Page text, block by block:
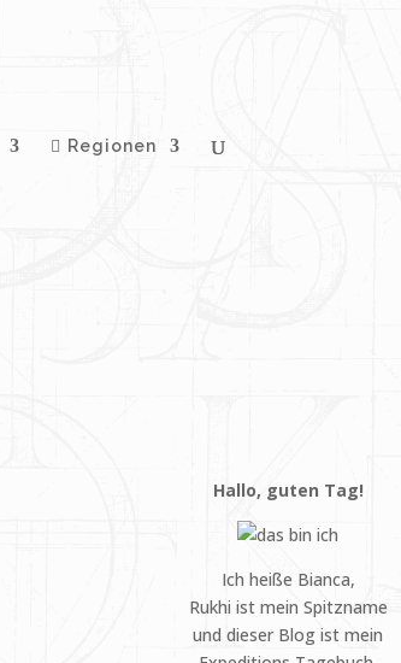
Regionen
Hallo, guten Tag!
Ich heiße Bianca,
Rukhi ist mein Spitzname
und dieser Blog ist mein